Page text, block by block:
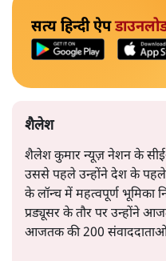
सत्य हिन्दी ऐप
शैलेश
शैलेश कुमार न्यूज़ नेशन के
उससे पहले उन्होंने देश के पहले
के लॉन्च में महत्वपूर्ण भूमिका
प्रड्यूसर के तौर पर उन्होंने
आजतक की 200 संवाददाताओं